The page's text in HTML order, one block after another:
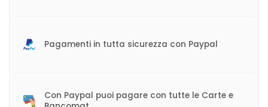
Pagamenti in tutta sicurezza con Paypal
Con Paypal puoi pagare con tutte le Carte e